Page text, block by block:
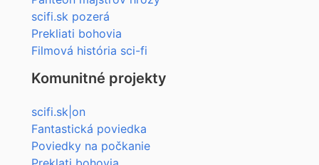
scifi.sk pozerá
Prekliati bohovia
Filmová história sci-fi
Komunitné projekty
scifi.sk|on
Fantastická poviedka
Poviedky na počkanie